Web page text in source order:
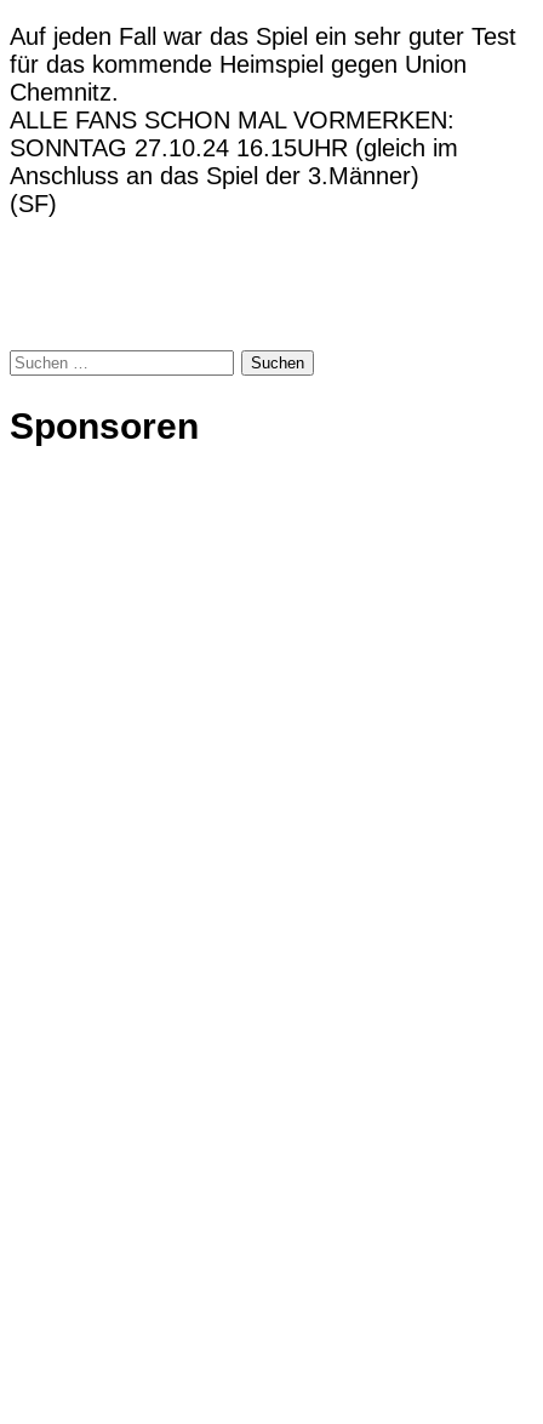
Auf jeden Fall war das Spiel ein sehr guter Test
für das kommende Heimspiel gegen Union
Chemnitz.
ALLE FANS SCHON MAL VORMERKEN:
SONNTAG 27.10.24 16.15UHR (gleich im
Anschluss an das Spiel der 3.Männer)
(SF)
Suchen
Sponsoren